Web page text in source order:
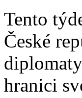
Tento
České
hranici